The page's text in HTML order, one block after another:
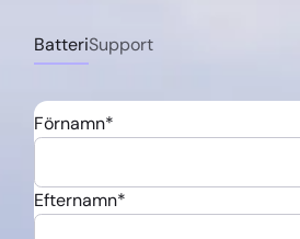
installeras.
betala fakturan.
måste parkeringsplatsen
bostaden.
BatteriSupport
Förnamn*
Efternamn*